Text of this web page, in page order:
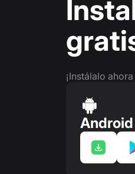
¡Instálalo
Android